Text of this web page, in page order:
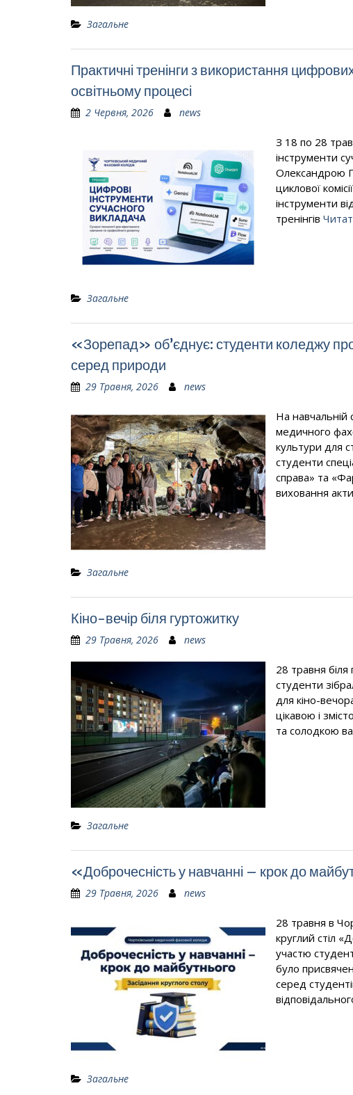
Загальне
Практичні тренінги з використання
освітньому процесі
2 Червня, 2026 news
З 18 по 28
інструменти
Олександрою
циклової
інструменти
тренінгів
Загальне
«Зорепад» об’єднує: студенти коледжу
серед природи
29 Травня, 2026 news
На навчальній
медичного
культури для
студенти
справа» та
виховання
Загальне
Кіно-вечір біля гуртожитку
29 Травня, 2026 news
28 травня
студенти
для кіно-
цікавою і
та солодкою
Загальне
«Доброчесність у навчанні – крок до
29 Травня, 2026 news
28 травня в
круглий стіл
участю
було
серед
Загальне